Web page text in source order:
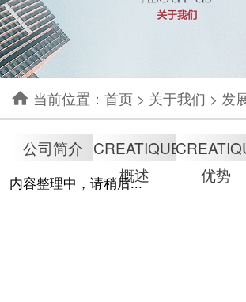
当前位置： 首页> 关于我们 > 发
公司简介 CREATIQUE
概述
优势
内容整理中，请稍后...